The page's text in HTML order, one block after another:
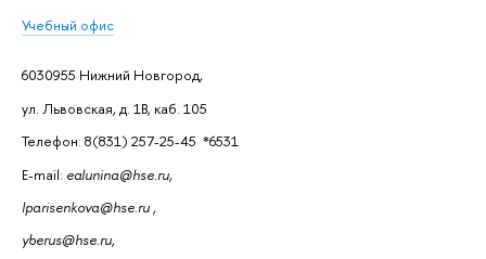
Учебный офис
6030955 Нижний Новгород,
ул. Львовская, д. 1В, каб. 105
Телефон: 8(831) 257-25-45 *6531
E-mail: ealunina@hse.ru,
lparisenkova@hse.ru,
yberus@hse.ru,